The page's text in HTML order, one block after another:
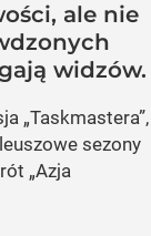
ale nie
widzów.
„Taskmastera”,
sezony
„Azja